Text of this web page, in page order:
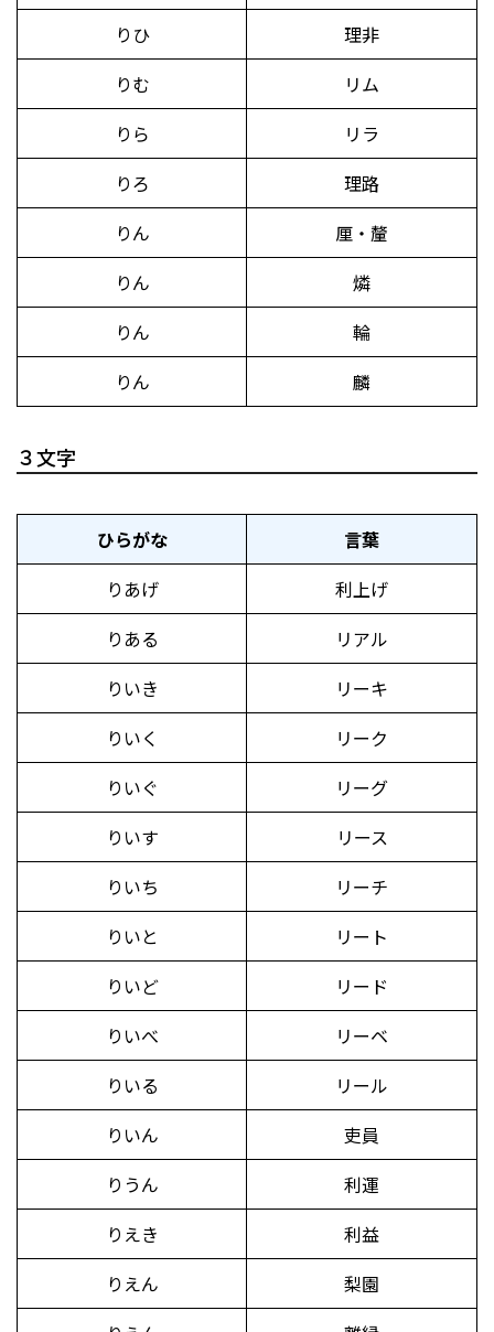
りひ
理非
りむ
リム
りら
リラ
りろ
理路
りん
厘・釐
りん
燐
りん
輪
りん
麟
３文字
ひらがな
言葉
りあげ
利上げ
りある
リアル
りいき
リーキ
りいく
リーク
りいぐ
リーグ
りいす
リース
りいち
リーチ
りいと
リート
りいど
リード
りいべ
リーベ
りいる
リール
りいん
吏員
りうん
利運
りえき
利益
りえん
梨園